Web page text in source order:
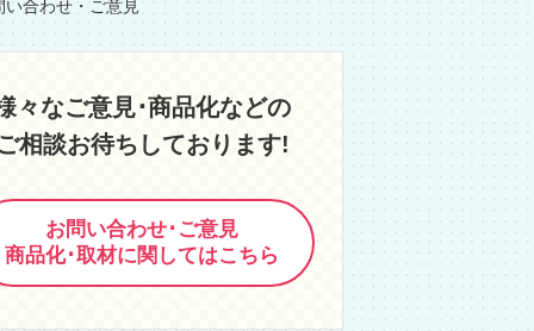
々なご意見･商品化などの
相談お待ちしております!
お問い合わせ･ご意見
商品化･取材に関してはこちら